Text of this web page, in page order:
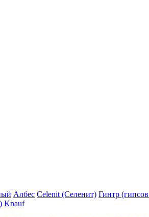
Албес Celenit (Селенит) Гинтр
Knauf